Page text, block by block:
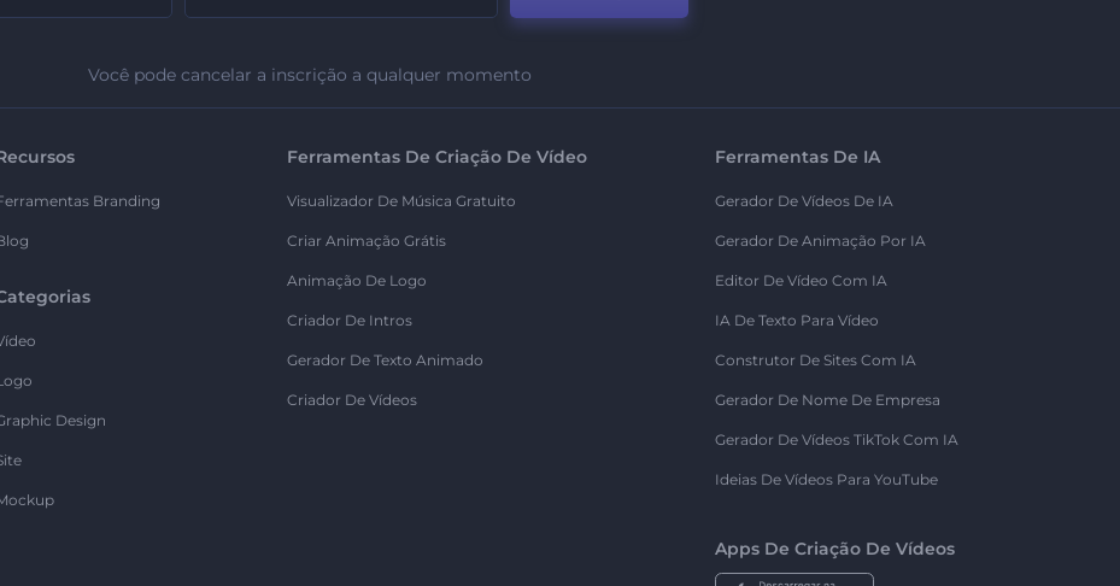
Você pode cancelar a inscrição a qualquer momento
Branding
Design
Ferramentas De Criação De Vídeo
Visualizador De Música Gratuito
Criar Animação Grátis
Animação De Logo
Criador De Intros
Gerador De Texto Animado
Criador De Vídeos
Ferramentas De IA
Gerador De Vídeos De IA
Gerador De Animação Por IA
Editor De Vídeo Com IA
IA De Texto Para Vídeo
Construtor De Sites Com IA
Gerador De Nome De Empresa
Gerador De Vídeos TikTok Com IA
Ideias De Vídeos Para YouTube
Apps De Criação De Vídeos